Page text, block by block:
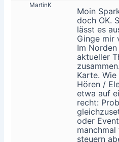
MartinK
Moin
doch OK.
lässt es
Ginge mir
Im
aktueller
Karte.
Hören /
etwa auf
recht:
oder
steuern